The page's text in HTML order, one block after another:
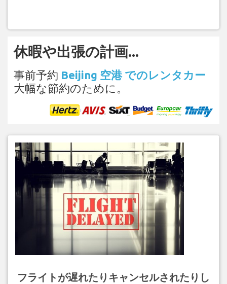
休暇や出張の計画...
事前予約 Beijing 空港 でのレンタカー
大幅な節約のために。
フライトが遅れたりキャンセルされたりし